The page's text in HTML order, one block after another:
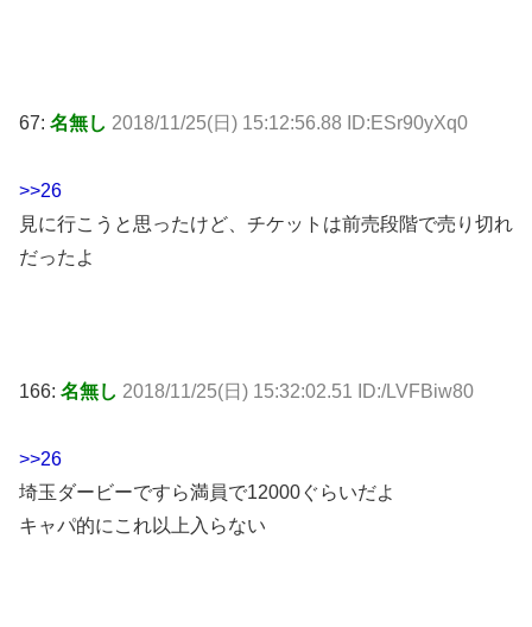
67: 名無し 2018/11/25(日) 15:12:56.88 ID:ESr90yXq0
>>26
見に行こうと思ったけど、チケットは前売段階で売り切れ
だったよ
166: 名無し 2018/11/25(日) 15:32:02.51 ID:/LVFBiw80
>>26
埼玉ダービーですら満員で12000ぐらいだよ
キャパ的にこれ以上入らない